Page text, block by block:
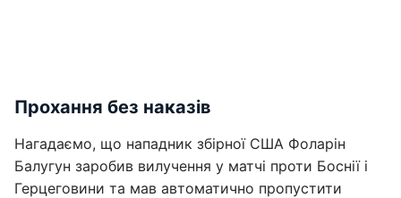
Прохання без наказів
Нагадаємо, що нападник збірної США Фоларін
Балугун заробив вилучення у матчі проти Боснії і
Герцеговини та мав автоматично пропустити